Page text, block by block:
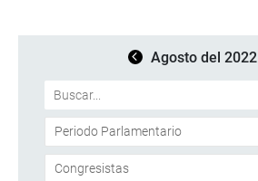
Agosto del 2022